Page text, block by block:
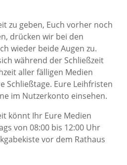
zu geben, Euch vorher noch
drücken wir bei den
wieder beide Augen zu.
während der Schließzeit
aller fälligen Medien
Schließtage. Eure Leihfristen
im Nutzerkonto einsehen.
könnt Ihr Eure Medien
von 08:00 bis 12:00 Uhr
vor dem Rathaus